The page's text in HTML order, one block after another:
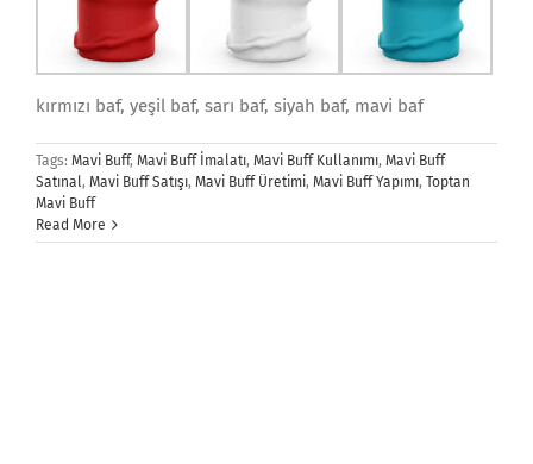
kırmızı baf, yeşil baf, sarı baf, siyah baf, mavi baf
Tags: Mavi Buff, Mavi Buff İmalatı, Mavi Buff Kullanımı, Mavi Buff
Satınal, Mavi Buff Satışı, Mavi Buff Üretimi, Mavi Buff Yapımı, Toptan
Mavi Buff
Read More